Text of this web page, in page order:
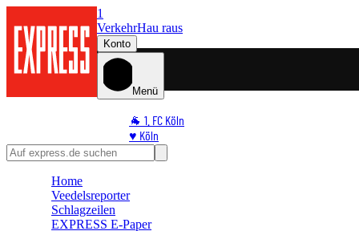
1
VerkehrHau raus
Konto
Menü
🐐 1. FC Köln
♥️ Köln
⭐ Promi
🛒 Shoppingwelt
Home
Veedelsreporter
Schlagzeilen
EXPRESS E-Paper